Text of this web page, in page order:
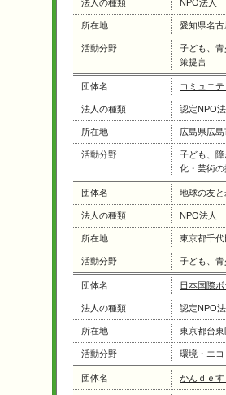
法人の種類 NPO法人
所在地 愛知県名
活動分野
子ども、
策提言
団体名 コミュニ
法人の種類 認定NPO
所在地 広島県広
活動分野
子ども、
化・芸術
団体名 地球の友
法人の種類 NPO法人
所在地 東京都千代
活動分野 子ども、
団体名 日本国際
法人の種類 認定NPO
所在地 東京都台東
活動分野 環境・エ
団体名 かんｄｅ